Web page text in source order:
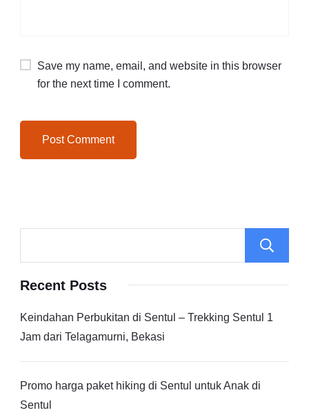
Save my name, email, and website in this browser
for the next time I comment.
Recent Posts
Keindahan Perbukitan di Sentul – Trekking Sentul 1
Jam dari Telagamurni, Bekasi
Promo harga paket hiking di Sentul untuk Anak di
Sentul